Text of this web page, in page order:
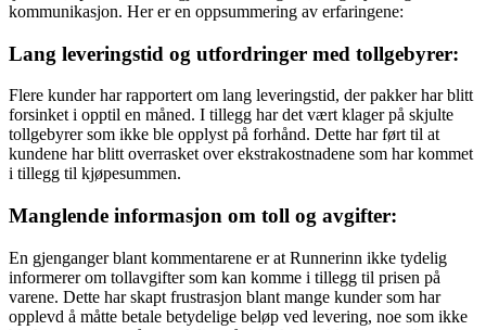
kommunikasjon. Her er en oppsummering av erfaringene:
Lang leveringstid og utfordringer med tollgebyrer:
Flere kunder har rapportert om lang leveringstid, der pakker har blitt
forsinket i opptil en måned. I tillegg har det vært klager på skjulte
tollgebyrer som ikke ble opplyst på forhånd. Dette har ført til at
kundene har blitt overrasket over ekstrakostnadene som har kommet
i tillegg til kjøpesummen.
Manglende informasjon om toll og avgifter:
En gjenganger blant kommentarene er at Runnerinn ikke tydelig
informerer om tollavgifter som kan komme i tillegg til prisen på
varene. Dette har skapt frustrasjon blant mange kunder som har
opplevd å måtte betale betydelige beløp ved levering, noe som ikke